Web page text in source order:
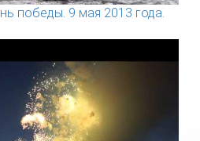
победы. 9 мая 2013 года.